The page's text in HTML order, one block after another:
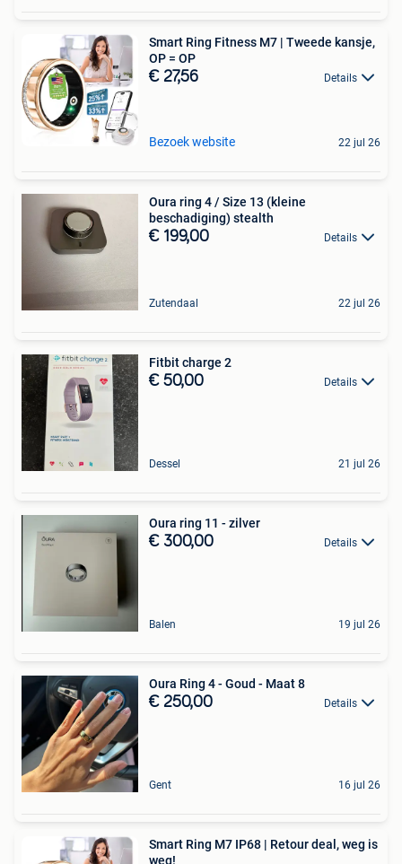
Smart Ring Fitness M7 | Tweede kansje,
OP = OP
€ 27,56 Details
Bezoek website 22 jul 26
Oura ring 4 / Size 13 (kleine
beschadiging) stealth
€ 199,00 Details
Zutendaal 22 jul 26
Fitbit charge 2
€ 50,00 Details
Dessel 21 jul 26
Oura ring 11 - zilver
€ 300,00 Details
Balen 19 jul 26
Oura Ring 4 - Goud - Maat 8
€ 250,00 Details
Gent 16 jul 26
Smart Ring M7 IP68 | Retour deal, weg is
weg!